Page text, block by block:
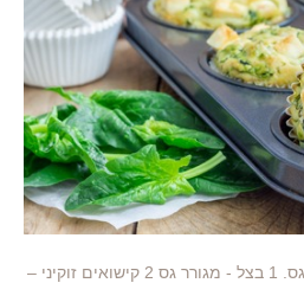
1 תפוא"ד - מגורר גס. 1 בצל - מגורר גס 2 קישואים זוקיני –